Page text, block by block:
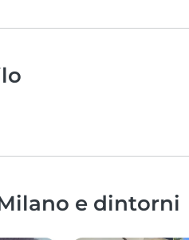
e dintorni